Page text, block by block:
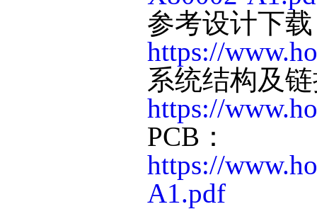
参考设计下
https://
系统结构及
https://
PCB：
https://
A1.pdf